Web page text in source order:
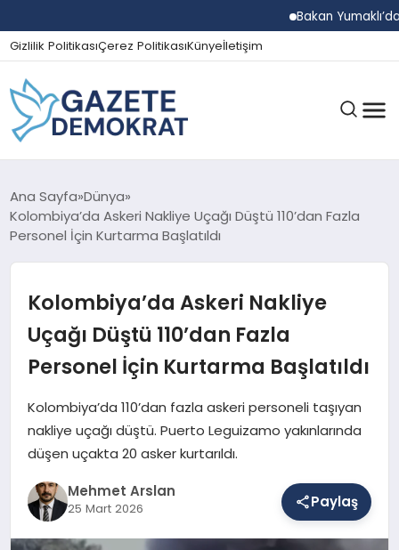
Bakan Yumaklı’dan
Gizlilik PolitikasıÇerez PolitikasıKünyeİletişim
GÜNDEM
EKONOMI
SPOR
SAĞLIK
EĞITIM
Ana Sayfa Dünya
Kolombiya’da Askeri Nakliye Uçağı Düştü 110’dan Fazla
Personel İçin Kurtarma Başlatıldı
Kolombiya’da Askeri Nakliye
Uçağı Düştü 110’dan Fazla
Personel İçin Kurtarma Başlatıldı
Kolombiya’da 110’dan fazla askeri personeli taşıyan
nakliye uçağı düştü. Puerto Leguizamo yakınlarında
düşen uçakta 20 asker kurtarıldı.
Mehmet Arslan
25 Mart 2026 Paylaş